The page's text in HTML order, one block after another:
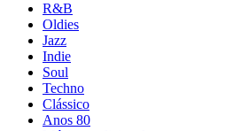
R&B
Oldies
Jazz
Indie
Soul
Techno
Clássico
Anos 80